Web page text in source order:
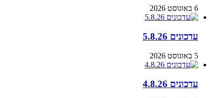
6 באוגוסט 2026
עדכונים 5.8.26
5 באוגוסט 2026
עדכונים 4.8.26